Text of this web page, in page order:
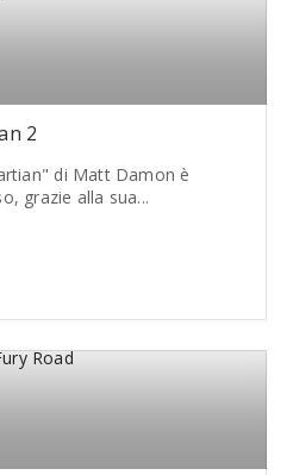
2
di Matt Damon è
grazie alla sua...